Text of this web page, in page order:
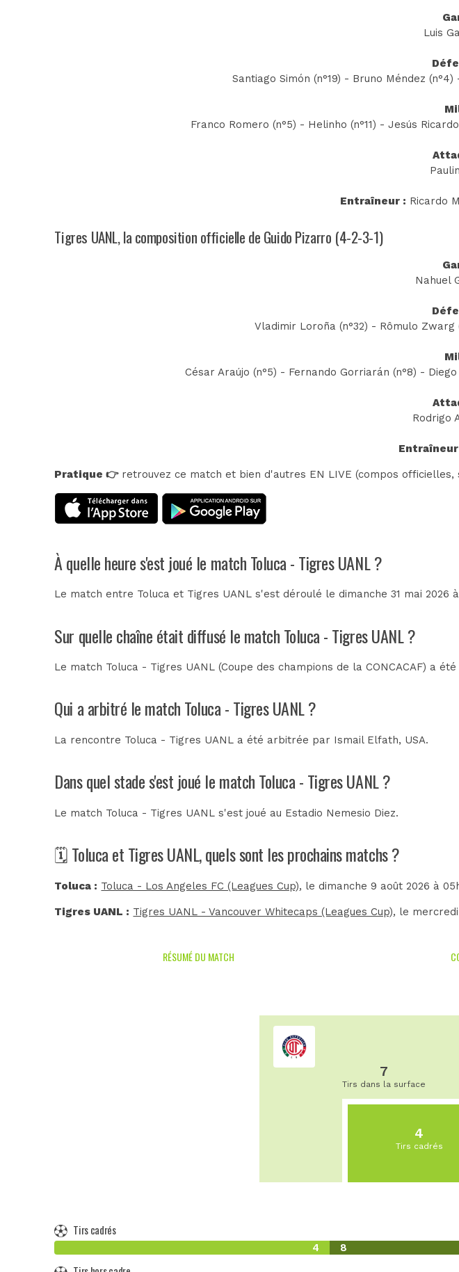
Luis
Santiago Simón (n°19) - Bruno Méndez
Franco Romero (n°5) - Helinho (n°11) - Jesús
Entraîneur : Ricardo
Tigres UANL, la composition officielle de Guido Pizarro (4-2-3-1)
Nahuel
Vladimir Loroña (n°32) - Rômulo Zwarg
César Araújo (n°5) - Fernando Gorriarán (n°8) -
Rodrigo
Entraîneur
Pratique 👉retrouvez ce match et bien d'autres EN LIVE (compos officielles,
À quelle heure s'est joué le match Toluca - Tigres UANL ?
Le match entre Toluca et Tigres UANL s'est déroulé le dimanche 31 mai
Sur quelle chaîne était diffusé le match Toluca - Tigres UANL ?
Le match Toluca - Tigres UANL (Coupe des champions de la CONCACAF) a
Qui a arbitré le match Toluca - Tigres UANL ?
La rencontre Toluca - Tigres UANL a été arbitrée par Ismail Elfath, USA.
Dans quel stade s'est joué le match Toluca - Tigres UANL ?
Le match Toluca - Tigres UANL s'est joué au Estadio Nemesio Diez.
🗓️ Toluca et Tigres UANL, quels sont les prochains matchs ?
Toluca : Toluca - Los Angeles FC (Leagues Cup), le dimanche 9 août 2026 à
Tigres UANL : Tigres UANL - Vancouver Whitecaps (Leagues Cup), le
RÉSUMÉ DU MATCH
7
Tirs dans la surface
4
Tirs cadrés
Tirs cadrés
4 8